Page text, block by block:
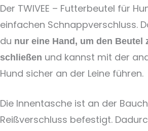
Der TWIVEE – Futterbeutel für
einfachen Schnappverschluss.
du nur eine Hand, um den Beutel
schließen und kannst mit der
Hund sicher an der Leine führen.
Die Innentasche ist an der
Reißverschluss befestigt.